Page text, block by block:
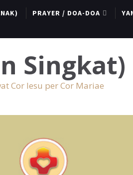
PRAYER / DOA-DOA
Cor Iesu per Cor Mariae